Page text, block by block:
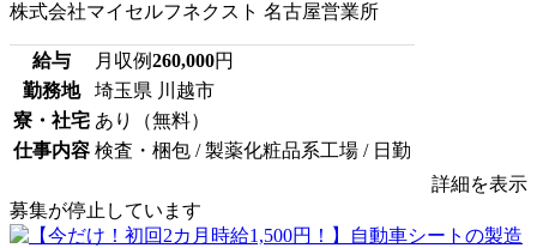
株式会社マイセルフネクスト 名古屋営業所
給与 月収例260,000円
勤務地
埼玉県 川越市
寮・社宅 あり（無料）
仕事内容 検査・梱包 / 製薬化粧品系工場 / 日勤
詳細を表示
募集が停止しています